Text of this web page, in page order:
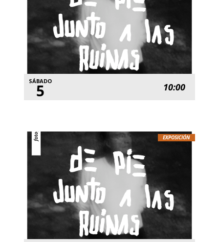
SÁBADO
5 10:00
EXPOSICIÓN